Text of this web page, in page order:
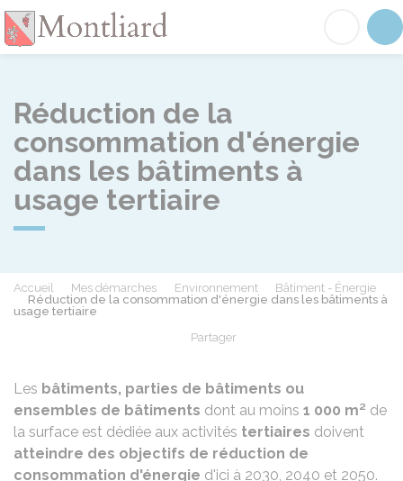
Réduction de la
consommation d'énergie
dans les bâtiments à
usage tertiaire
Accueil Mes démarches Environnement
Bâtiment - Énergie
Réduction de la consommation d'énergie dans les bâtiments à
usage tertiaire
Partager
Les bâtiments, parties de bâtiments ou
ensembles de bâtiments dont au moins 1 000 m² de
la surface est dédiée aux activités tertiaires doivent
atteindre des objectifs de réduction de
consommation d'énergie d'ici à 2030, 2040 et 2050.